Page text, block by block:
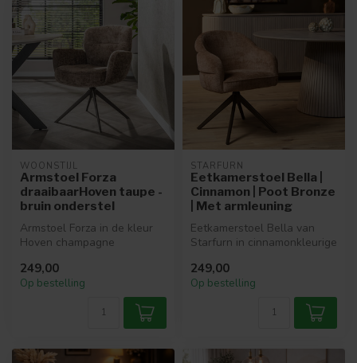
WOONSTIJL
Armstoel Forza
draaibaarHoven taupe -
bruin onderstel
Armstoel Forza in de kleur
Hoven champagne
met optim...
249,00
Op bestelling
STARFURN
Eetkamerstoel Bella |
Cinnamon | Poot Bronze
| Met armleuning
Eetkamerstoel Bella van
Starfurn in cinnamonkleurige
249,00
Op bestelling